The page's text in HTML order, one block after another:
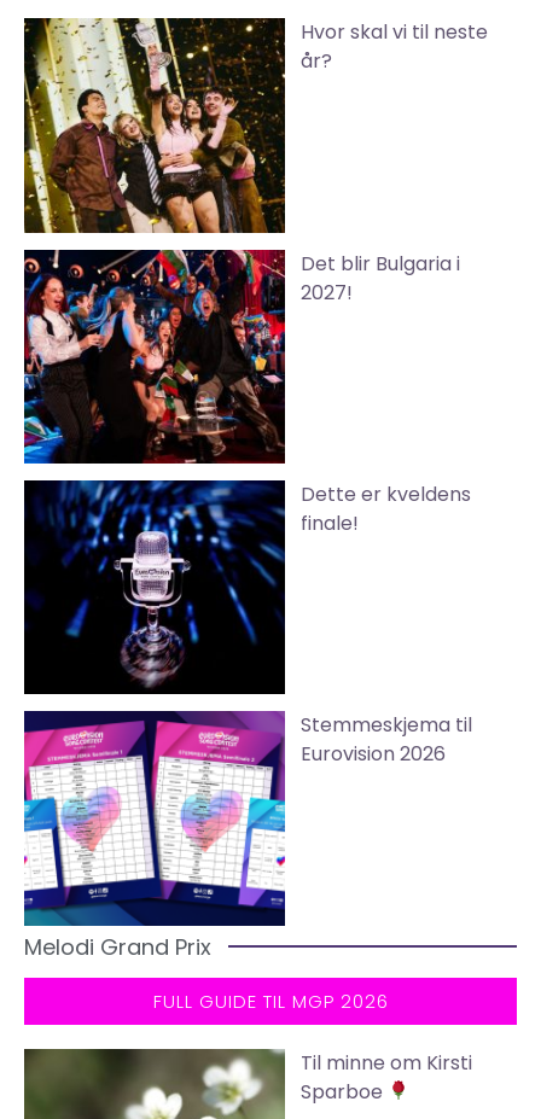
Hvor skal vi til neste
år?
Det blir Bulgaria i
2027!
Dette er kveldens
finale!
Stemmeskjema til
Eurovision 2026
Melodi Grand Prix
FULL GUIDE TIL MGP 2026
Til minne om Kirsti
Sparboe